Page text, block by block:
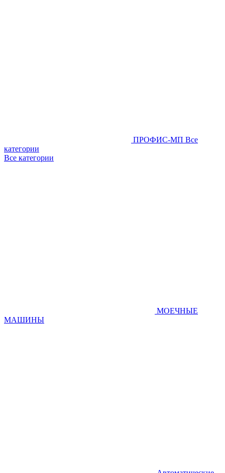
ПРОФИС-МП Все
категории
Все категории
МОЕЧНЫЕ
МАШИНЫ